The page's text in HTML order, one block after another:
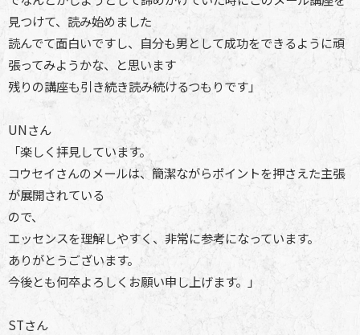
見つけて、読み始めました
読んでて面白いですし、自分も男として成功をできるように頑
張ってみようかな、と思います
残りの講座も引き続き読み続けるつもりです」
UNさん
「楽しく拝見しています。
コウセイさんのメールは、簡潔ながらポイントを押さえた主張
が展開されている
ので、
エッセンスを理解しやすく、非常に参考になっています。
ありがとうございます。
今後とも何卒よろしくお願い申し上げます。」
STさん